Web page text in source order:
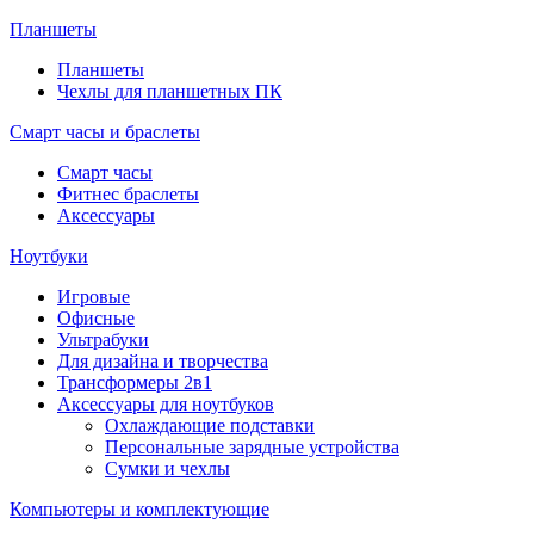
Планшеты
Планшеты
Чехлы для планшетных ПК
Смарт часы и браслеты
Смарт часы
Фитнес браслеты
Аксессуары
Ноутбуки
Игровые
Офисные
Ультрабуки
Для дизайна и творчества
Трансформеры 2в1
Аксессуары для ноутбуков
Охлаждающие подставки
Персональные зарядные устройства
Сумки и чехлы
Компьютеры и комплектующие